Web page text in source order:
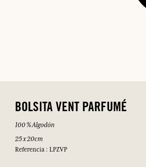
BOLSITA VENT PARFUMÉ
100 % Algodón
25 x 20cm
Referencia : LPZVP